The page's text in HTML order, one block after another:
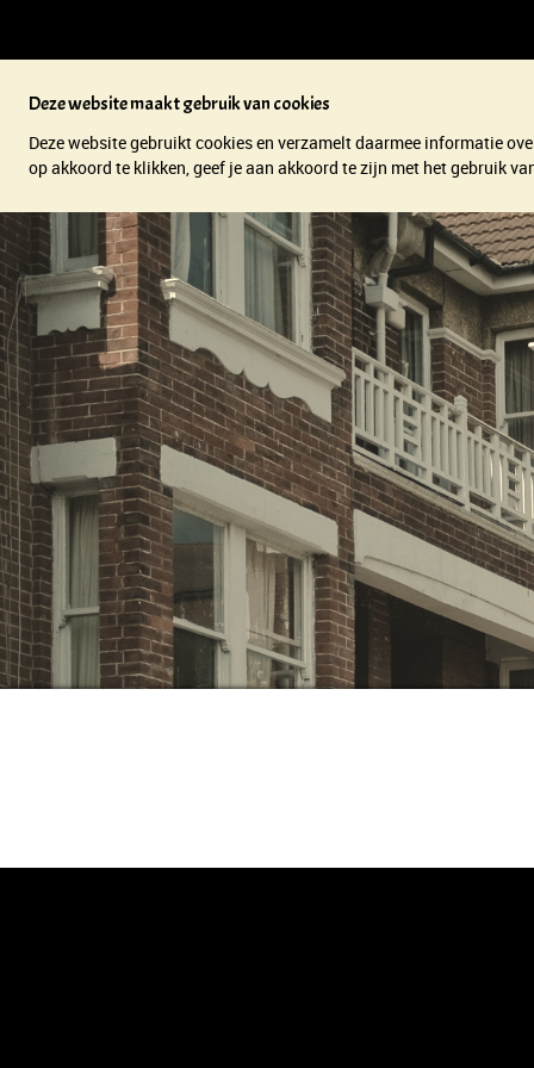
Deze website maakt gebruik van cookies
Deze website gebruikt cookies en verzamelt daarmee informatie
op akkoord te klikken, geef je aan akkoord te zijn met het gebruik